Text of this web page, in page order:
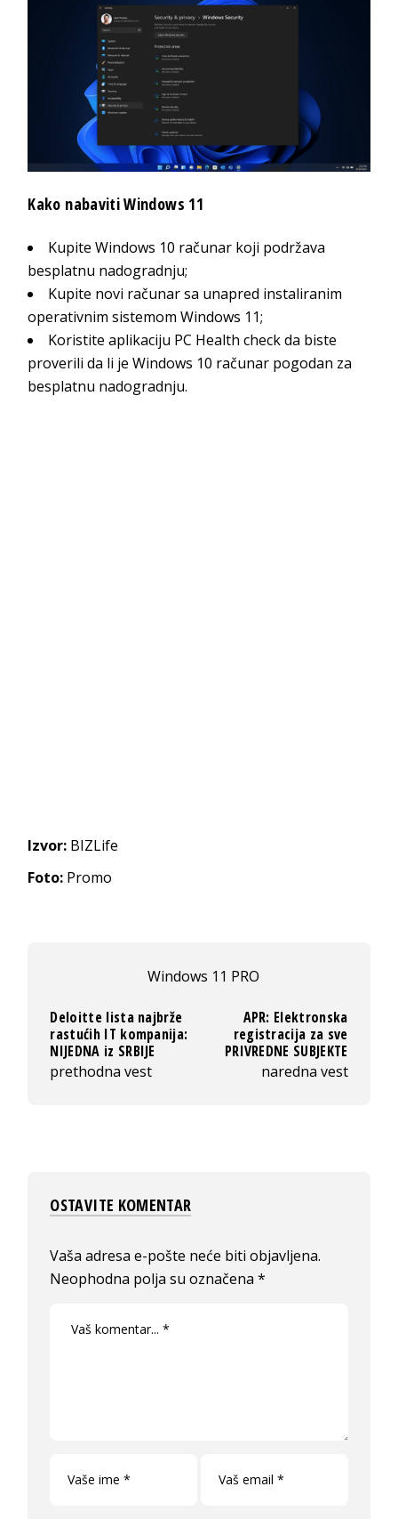
Kako nabaviti Windows 11
Kupite Windows 10 računar koji podržava
besplatnu nadogradnju;
Kupite novi računar sa unapred instaliranim
operativnim sistemom Windows 11;
Koristite aplikaciju PC Health check da biste
proverili da li je Windows 10 računar pogodan za
besplatnu nadogradnju.
Izvor: BIZLife
Foto: Promo
Windows 11 PRO
Deloitte lista najbrže
rastućih IT kompanija:
NIJEDNA iz SRBIJE
prethodna vest
APR: Elektronska
registracija za sve
PRIVREDNE SUBJEKTE
naredna vest
OSTAVITE KOMENTAR
Vaša adresa e-pošte neće biti objavljena.
Neophodna polja su označena*